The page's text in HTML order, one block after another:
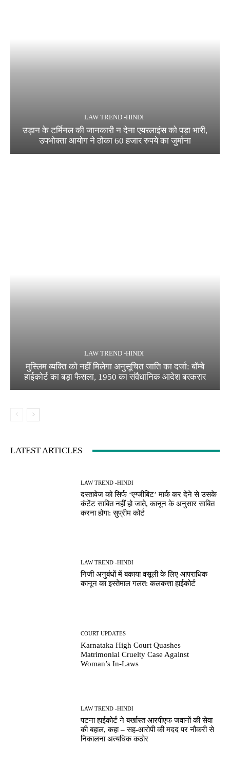
LAW TREND -HINDI
उड़ान के टर्मिनल की जानकारी न देना एयरलाइंस को पड़ा भारी,
उपभोक्ता आयोग ने ठोका 60 हजार रुपये का जुर्माना
LAW TREND -HINDI
मुस्लिम व्यक्ति को नहीं मिलेगा अनुसूचित जाति का दर्जा: बॉम्बे
हाईकोर्ट का बड़ा फैसला, 1950 का संवैधानिक आदेश बरकरार
LATEST ARTICLES
LAW TREND -HINDI
दस्तावेज को सिर्फ ‘एग्जीबिट’ मार्क कर देने से उसके
कंटेंट साबित नहीं हो जाते, कानून के अनुसार साबित
करना होगा: सुप्रीम कोर्ट
LAW TREND -HINDI
निजी अनुबंधों में बकाया वसूली के लिए आपराधिक
कानून का इस्तेमाल गलत: कलकत्ता हाईकोर्ट
COURT UPDATES
Karnataka High Court Quashes
Matrimonial Cruelty Case Against
Woman’s In-Laws
LAW TREND -HINDI
पटना हाईकोर्ट ने बर्खास्त आरपीएफ जवानों की सेवा
की बहाल, कहा – सह-आरोपी की मदद पर नौकरी से
निकालना अत्यधिक कठोर